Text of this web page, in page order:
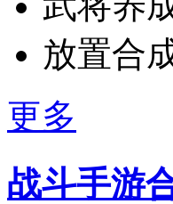
放置合
更多
战斗手游